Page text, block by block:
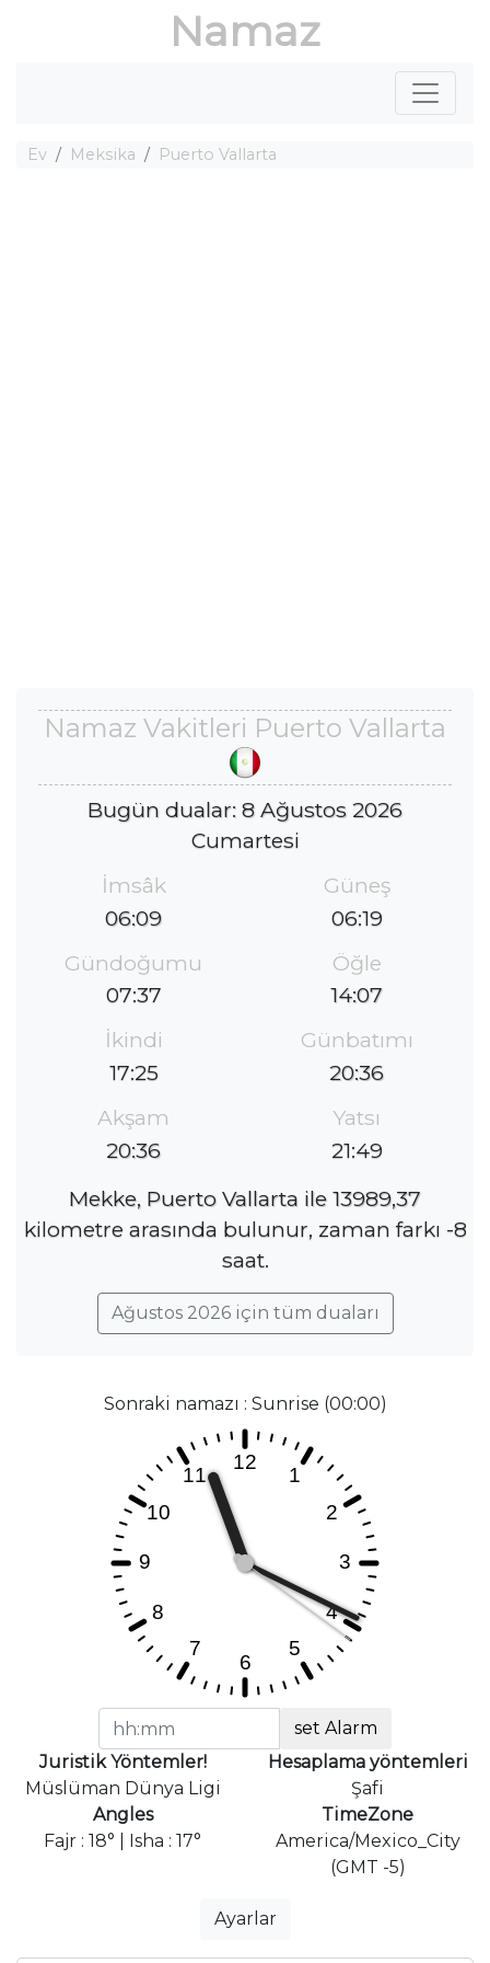
Namaz
Ev Meksika Puerto Vallarta
Namaz Vakitleri Puerto Vallarta
Bugün dualar: 8 Ağustos 2026
Cumartesi
İmsâk
06:09
Güneş
06:19
Gündoğumu
07:37
Öğle
14:07
İkindi
17:25
Günbatımı
20:36
Akşam
20:36
Yatsı
21:49
Mekke, Puerto Vallarta ile 13989,37
kilometre arasında bulunur, zaman farkı -8
saat.
Ağustos 2026 için tüm duaları
Sonraki namazı : Sunrise (00:00)
set Alarm
Juristik Yöntemler!
Müslüman Dünya Ligi
Hesaplama yöntemleri
Şafi
Angles
Fajr : 18° | Isha : 17°
TimeZone
America/Mexico_City
(GMT -5)
Ayarlar